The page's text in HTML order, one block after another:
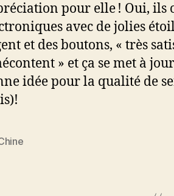
pour elle ! Oui, ils
avec de jolies
et des boutons, « très
» et ça se met à
idée pour la qualité de